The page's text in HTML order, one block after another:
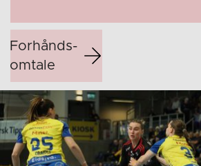
Forhånds­
omtale